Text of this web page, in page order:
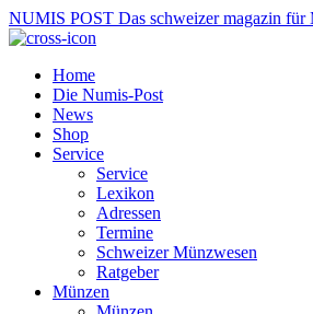
NUMIS POST Das schweizer magazin für
Home
Die Numis-Post
News
Shop
Service
Service
Lexikon
Adressen
Termine
Schweizer Münzwesen
Ratgeber
Münzen